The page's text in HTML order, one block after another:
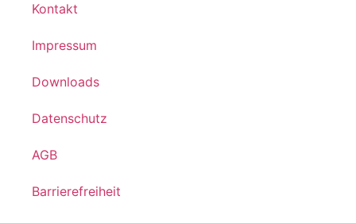
Kontakt
Impressum
Downloads
Datenschutz
AGB
Barrierefreiheit